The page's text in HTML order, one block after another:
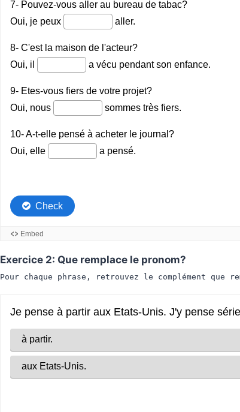
Exercice 2: Que remplace le pronom?
Pour chaque phrase, retrouvez le complément que